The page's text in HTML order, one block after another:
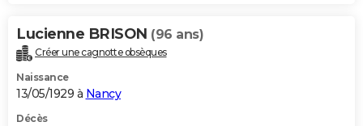
Lucienne BRISON (96 ans)
Créer une cagnotte obsèques
Naissance
13/05/1929 à Nancy
Décès